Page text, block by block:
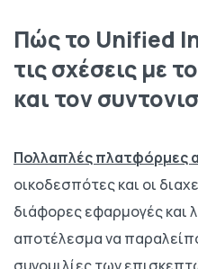
Πώς το Unified
τις σχέσεις με
και τον
Πολλαπλές πλατφόρμες
οικοδεσπότες και οι
διάφορες εφαρμογές και
αποτέλεσμα να